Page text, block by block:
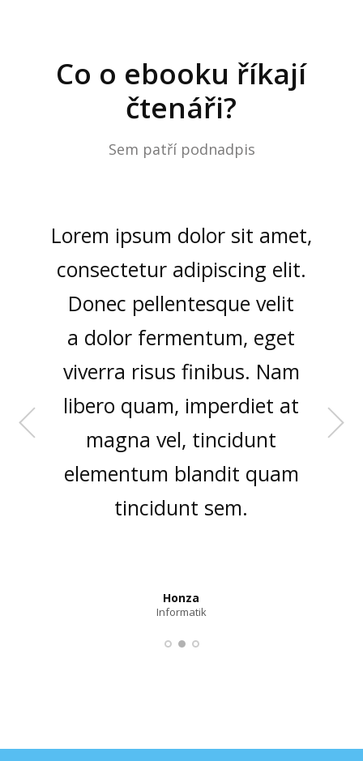
Co o ebooku říkají
čtenáři?
Sem patří podnadpis
Petra
Finanční poradce
Lorem ipsum dolor sit amet,
consectetur adipiscing elit.
Donec pellentesque velit
a dolor fermentum, eget
viverra risus finibus. Nam
libero quam, imperdiet at
magna vel, tincidunt
elementum blandit quam
tincidunt sem.
Honza
Informatik
Jana
Účetní